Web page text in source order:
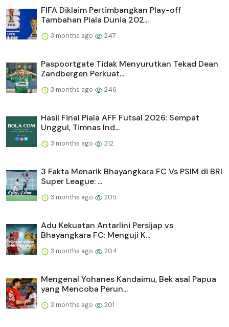
FIFA Diklaim Pertimbangkan Play-off
Tambahan Piala Dunia 202...
3 months ago 247
Paspoortgate Tidak Menyurutkan Tekad Dean
Zandbergen Perkuat...
3 months ago 246
Hasil Final Piala AFF Futsal 2026: Sempat
Unggul, Timnas Ind...
3 months ago 212
3 Fakta Menarik Bhayangkara FC Vs PSIM di BRI
Super League: ...
3 months ago 205
Adu Kekuatan Antarlini Persijap vs
Bhayangkara FC: Menguji K...
3 months ago 204
Mengenal Yohanes Kandaimu, Bek asal Papua
yang Mencoba Perun...
3 months ago 201